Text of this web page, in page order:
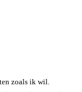
zoals ik wil.